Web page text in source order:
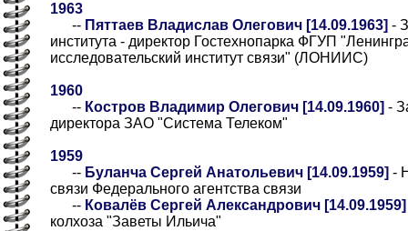
1963
-- Пяттаев Владислав Олегович [14.09.1963] -
института - директор Гостехнопарка ФГУП
исследовательский институт связи" (ЛОНИИС)
1960
-- Костров Владимир Олегович [14.09.1960] -
директора ЗАО "Система Телеком"
1959
-- Буланча Сергей Анатольевич [14.09.1959] -
связи Федерального агентства связи
-- Ковалёв Сергей Александрович [14.09.1959]
колхоза "Заветы Ильича"